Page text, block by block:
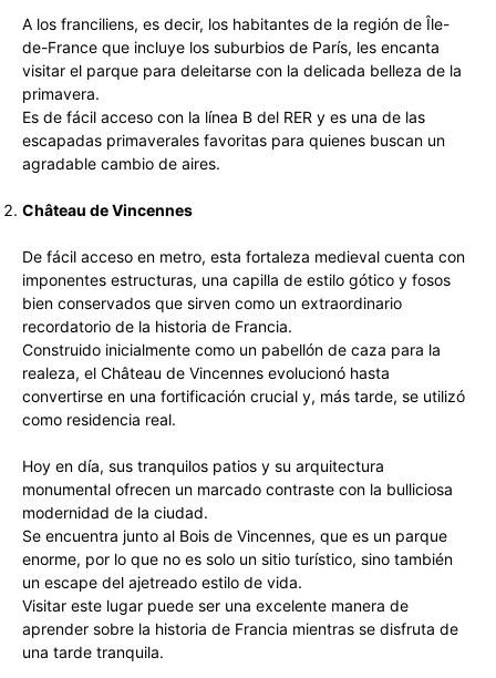
A los franciliens, es decir, los habitantes de la región de Île-
de-France que incluye los suburbios de París, les encanta
visitar el parque para deleitarse con la delicada belleza de la
primavera.
Es de fácil acceso con la línea B del RER y es una de las
escapadas primaverales favoritas para quienes buscan un
agradable cambio de aires.
Château de Vincennes
De fácil acceso en metro, esta fortaleza medieval cuenta con
imponentes estructuras, una capilla de estilo gótico y fosos
bien conservados que sirven como un extraordinario
recordatorio de la historia de Francia.
Construido inicialmente como un pabellón de caza para la
realeza, el Château de Vincennes evolucionó hasta
convertirse en una fortificación crucial y, más tarde, se utilizó
como residencia real.
Hoy en día, sus tranquilos patios y su arquitectura
monumental ofrecen un marcado contraste con la bulliciosa
modernidad de la ciudad.
Se encuentra junto al Bois de Vincennes, que es un parque
enorme, por lo que no es solo un sitio turístico, sino también
un escape del ajetreado estilo de vida.
Visitar este lugar puede ser una excelente manera de
aprender sobre la historia de Francia mientras se disfruta de
una tarde tranquila.